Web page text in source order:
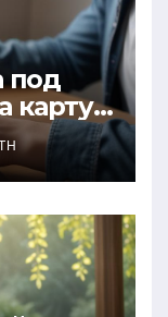
под
карту